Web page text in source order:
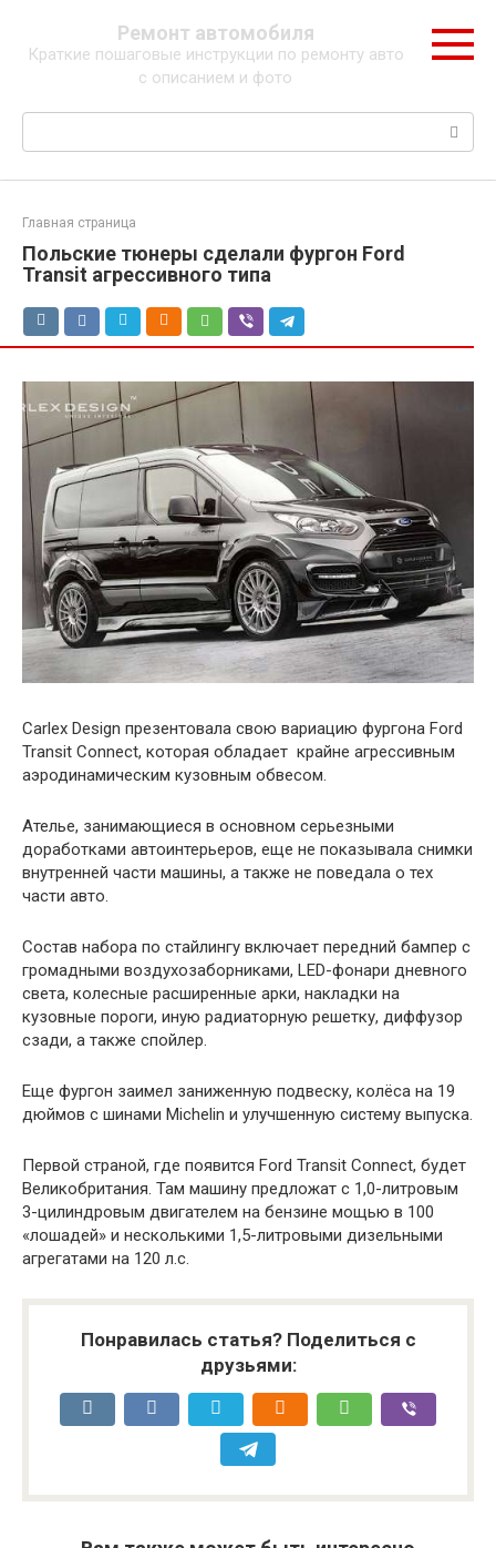
контенту
Ремонт автомобиля
Краткие пошаговые инструкции по ремонту авто
с описанием и фото
Поиск:
Главная страница
Польские тюнеры сделали фургон Ford
Transit агрессивного типа
Carlex Design презентовала свою вариацию фургона Ford
Transit Connect, которая обладает крайне агрессивным
аэродинамическим кузовным обвесом.
Ателье, занимающиеся в основном серьезными
доработками автоинтерьеров, еще не показывала снимки
внутренней части машины, а также не поведала о тех
части авто.
Состав набора по стайлингу включает передний бампер с
громадными воздухозаборниками, LED-фонари дневного
света, колесные расширенные арки, накладки на
кузовные пороги, иную радиаторную решетку, диффузор
сзади, а также спойлер.
Еще фургон заимел заниженную подвеску, колёса на 19
дюймов с шинами Michelin и улучшенную систему выпуска.
Первой страной, где появится Ford Transit Connect, будет
Великобритания. Там машину предложат с 1,0-литровым
3-цилиндровым двигателем на бензине мощью в 100
«лошадей» и несколькими 1,5-литровыми дизельными
агрегатами на 120 л.с.
Понравилась статья? Поделиться с
друзьями: